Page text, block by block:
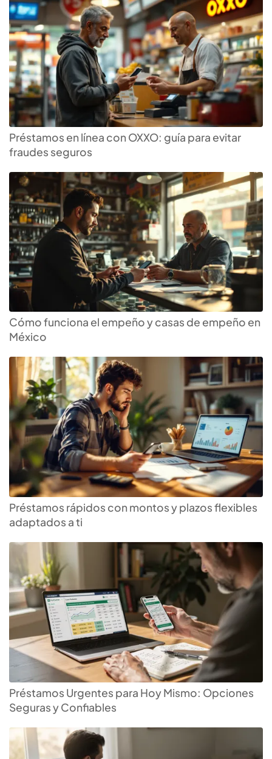
Préstamos en línea con OXXO: guía para evitar
fraudes seguros
Cómo funciona el empeño y casas de empeño en
México
Préstamos rápidos con montos y plazos flexibles
adaptados a ti
Préstamos Urgentes para Hoy Mismo: Opciones
Seguras y Confiables